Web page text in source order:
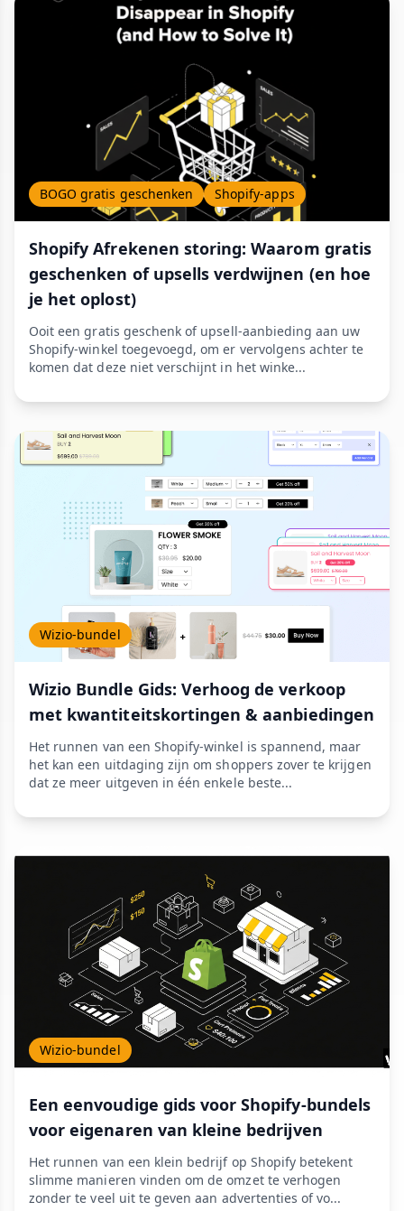
BOGO gratis geschenken Shopify-apps
Shopify Afrekenen storing: Waarom gratis
geschenken of upsells verdwijnen (en hoe
je het oplost)
Ooit een gratis geschenk of upsell-aanbieding aan uw
Shopify-winkel toegevoegd, om er vervolgens achter te
komen dat deze niet verschijnt in het winke...
Wizio-bundel
Wizio Bundle Gids: Verhoog de verkoop
met kwantiteitskortingen & aanbiedingen
Het runnen van een Shopify-winkel is spannend, maar
het kan een uitdaging zijn om shoppers zover te krijgen
dat ze meer uitgeven in één enkele beste...
Wizio-bundel
Een eenvoudige gids voor Shopify-bundels
voor eigenaren van kleine bedrijven
Het runnen van een klein bedrijf op Shopify betekent
slimme manieren vinden om de omzet te verhogen
zonder te veel uit te geven aan advertenties of vo...